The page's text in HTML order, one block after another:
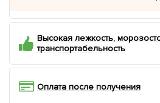
Высокая лежкость,
транспортабельность
Оплата после получения